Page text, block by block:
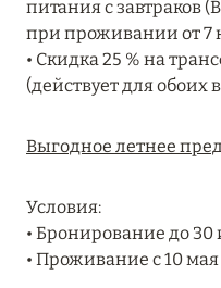
13 мая 2025
ЗАБРОНИРУЙТЕ
DUBAI AT
ЦЕНАМ
04 апреля 2025
ATLANTIS THE
НАПИТКОВ ДЛЯ HB И
питания с завтраков
при проживании от 7
• Скидка 25 % на
(действует для обоих
Выгодное летнее
Условия:
• Бронирование до 30
• Проживание с 10